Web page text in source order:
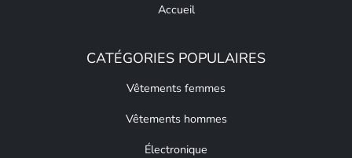
Accueil
CATÉGORIES POPULAIRES
Vêtements femmes
Vêtements hommes
Électronique